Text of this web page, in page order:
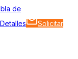
de
Detalles
Solicitar